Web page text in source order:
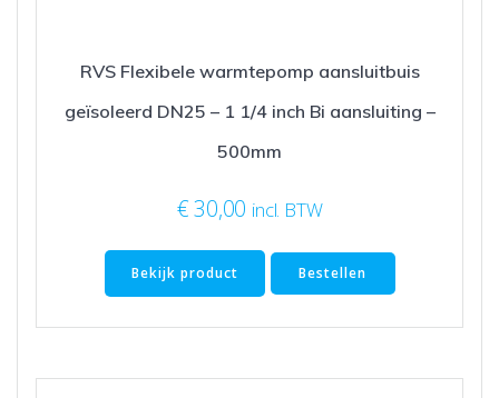
RVS Flexibele warmtepomp aansluitbuis
geïsoleerd DN25 – 1 1/4 inch Bi aansluiting –
500mm
€30,00 incl. BTW
Bekijk product Bestellen